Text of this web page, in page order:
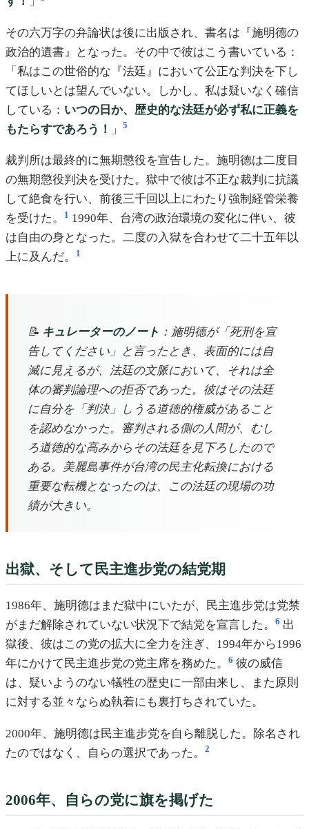
その六万字の弁論状は後に出版され、書名は『施明德の
政治的遺書』となった。その中で彼はこう書いている：
「私はこの世俗的な『法廷』において公正な判決を下し
てほしいとは望んでいない。しかし、私は疑いなく確信
している： いつの日か、歴史的な法廷が必ず私に正義を
もたらすであろう！
」 5
裁判所は最終的に無期懲役を宣告した。施明德は二度目
の無期懲役判決を受けた。獄中で彼は不正な裁判に抗議
して絶食を行い、前後三千回以上にわたり強制経管栄養
を受けた。
1 1990年、台湾の政治環境の変化に伴い、彼
は自由の身となった。二度の入獄を合わせて二十五年以
上に及んだ。
1
📝 キュレーターのノート ：施明德が「死刑を宣
告してください」と言ったとき、表面的には自
滅に見えるが、法廷の文脈において、それは全
体の審判論理への拒否であった。彼はその法廷
に自分を「判決」しうる道徳的権威があること
を認めなかった。審判される側の人間が、むし
ろ道徳的な高みからその法廷を見下ろしたので
ある。美麗島事件が台湾の民主化転換における
重要な転機となったのは、この法廷の現場の功
績が大きい。
出獄、そして民主進步党の結党期
1986年、施明德はまだ獄中にいたが、民主進步党は党禁
がまだ解除されていない状況下で結党を宣言した。
6 出
獄後、彼はこの党の拡大に全力を注ぎ、1994年から1996
年にかけて民主進步党の党主席を務めた。
6 彼の威信
は、疑いようのない犠牲の歴史に一部由来し、また原則
に対する並々ならぬ執着にも裏打ちされていた。
2000年、施明德は民主進步党を自ら離脱した。除名され
たのではなく、自らの選択であった。
2
2006年、自らの党に旗を掲げた